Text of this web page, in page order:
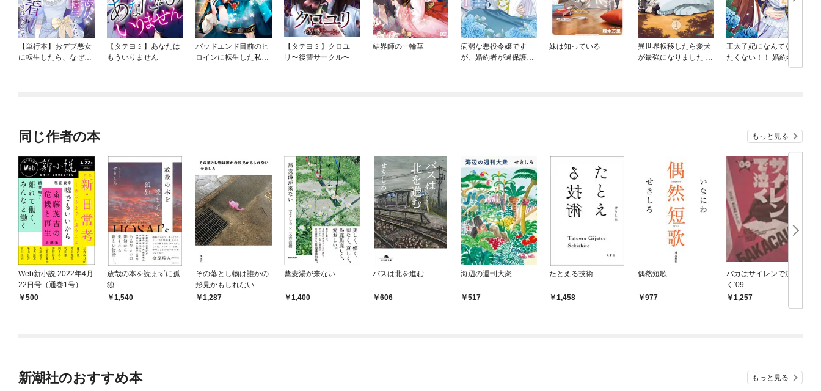
【単行本】おデブ悪女
に転生したら、なぜか
【タテヨミ】あなたは
もういりません
バッドエンド目前のヒ
ロインに転生した私、
【タテヨミ】クロユ
リ〜復讐サークル〜
結界師の一輪華
病弱な悪役令嬢です
が、婚約者が過保護す
妹は知っている
異世界転移したら愛犬
が最強になりました ～
王太子妃になんてなり
たくない！！ 婚約者編
同じ作者の本 もっと見る
Web新小説 2022年4月
22日号（通巻1号）
500
放哉の本を読まずに孤
独
1,540
その落とし物は誰かの
形見かもしれない
1,287
蕎麦湯が来ない
1,400
バスは北を進む
606
海辺の週刊大衆
517
たとえる技術
1,458
偶然短歌
977
バカはサイレンで泣
く‘09
1,257
新潮社のおすすめ本 もっと見る